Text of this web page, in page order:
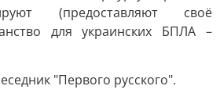
(предоставляют своё
для украинских БПЛА –
"Первого русского".